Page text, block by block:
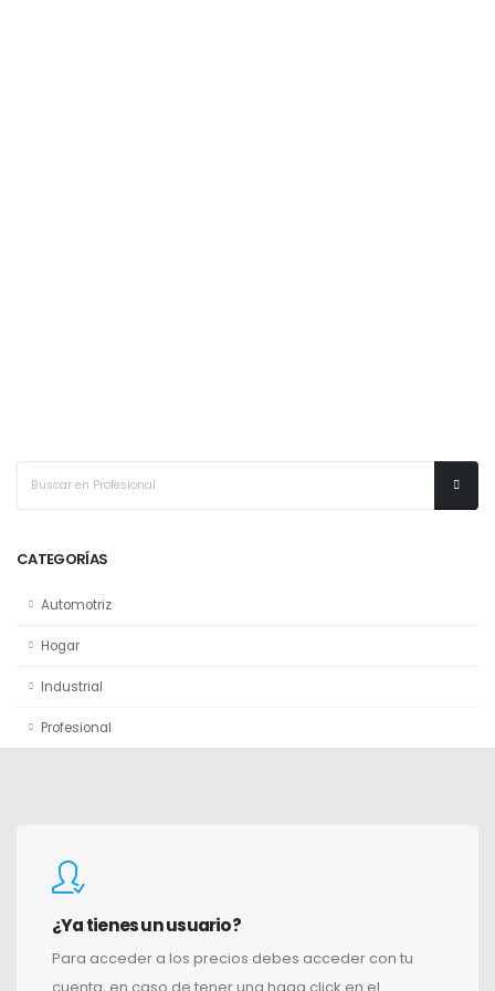
CATEGORÍAS
Automotriz
Hogar
Industrial
Profesional
¿Ya tienes un usuario?
Para acceder a los precios debes acceder con tu